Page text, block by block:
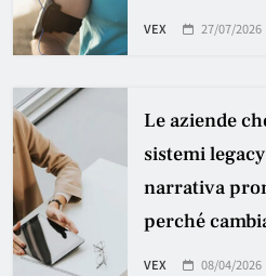
VEX 27/07/2026
Le aziende
sistemi
narrativa
perché
VEX 08/04/2026